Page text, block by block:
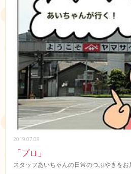
2019.07.08
「プロ」
スタッフあいちゃんの日常のつぶやきをお